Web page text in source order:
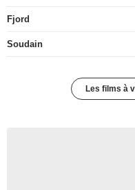
Fjord
Soudain
Les films à